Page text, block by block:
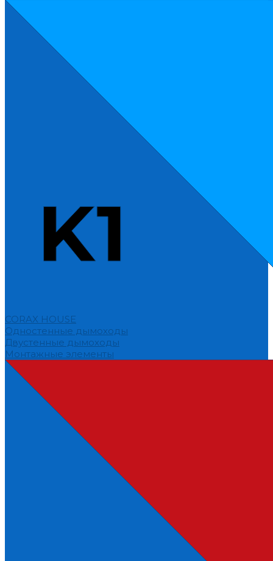
CORAX HOUSE
Одностенные дымоходы
Двустенные дымоходы
Монтажные элементы